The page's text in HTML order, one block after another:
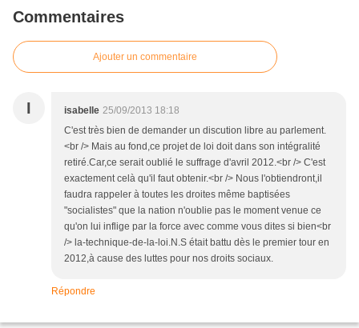
Commentaires
Ajouter un commentaire
I isabelle 25/09/2013 18:18
C'est très bien de demander un discution libre au parlement.
<br /> Mais au fond,ce projet de loi doit dans son intégralité
retiré.Car,ce serait oublié le suffrage d'avril 2012.<br /> C'est
exactement celà qu'il faut obtenir.<br /> Nous l'obtiendront,il
faudra rappeler à toutes les droites même baptisées
"socialistes" que la nation n'oublie pas le moment venue ce
qu'on lui inflige par la force avec comme vous dites si bien<br
/> la-technique-de-la-loi.N.S était battu dès le premier tour en
2012,à cause des luttes pour nos droits sociaux.
Répondre